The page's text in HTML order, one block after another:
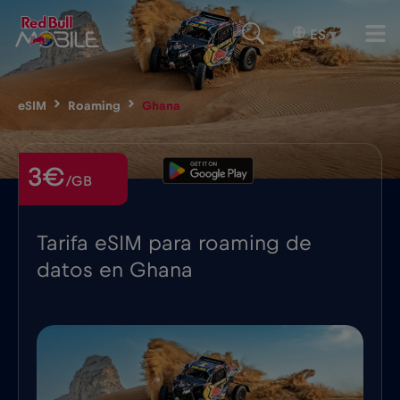
ES ▾
eSIM Roaming Ghana
Tarifa eSIM para roaming de
datos en Ghana
3€/GB